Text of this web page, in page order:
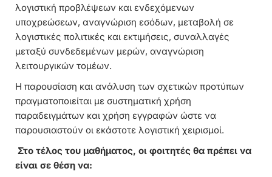
λογιστική προβλέψεων και ενδεχόμενων
υποχρεώσεων, αναγνώριση εσόδων, μεταβολή σε
λογιστικές πολιτικές και εκτιμήσεις, συναλλαγές
μεταξύ συνδεδεμένων μερών, αναγνώριση
λειτουργικών τομέων.
Η παρουσίαση και ανάλυση των σχετικών προτύπων
πραγματοποιείται με συστηματική χρήση
παραδειγμάτων και χρήση εγγραφών ώστε να
παρουσιαστούν οι εκάστοτε λογιστική χειρισμοί.
Στο τέλος του μαθήματος, οι φοιτητές θα πρέπει να
είναι σε θέση να: